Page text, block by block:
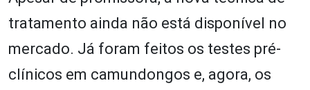
tratamento ainda não está disponível no
mercado. Já foram feitos os testes pré-
clínicos em camundongos e, agora, os